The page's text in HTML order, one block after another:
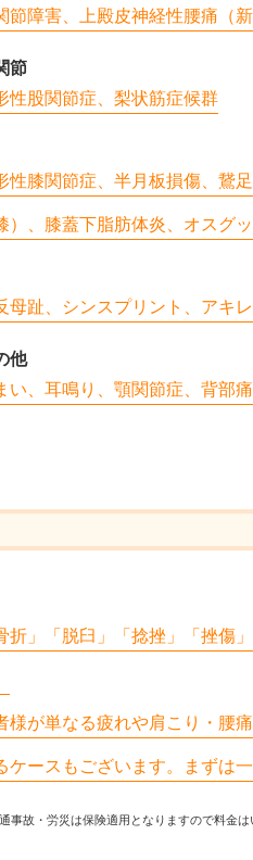
節障害、上殿皮神経性腰痛（新
節
性股関節症、梨状筋症候群
性膝関節症、半月板損傷、鵞
）、膝蓋下脂肪体炎、オスグ
母趾、シンスプリント、アキ
他
い、耳鳴り、顎関節症、背部
折」「脱臼」「捻挫」「挫傷
様が単なる疲れや肩こり・腰
ケースもございます。まずは
事故・労災は保険適用となりますので料金は